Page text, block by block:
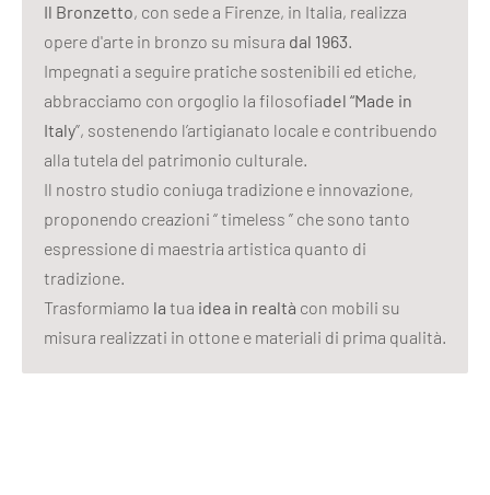
Il Bronzetto, con sede a Firenze, in Italia, realizza
opere d'arte in bronzo su misura dal 1963.
Impegnati a seguire pratiche sostenibili ed etiche,
abbracciamo con orgoglio la filosofiadel “Made in
Italy”, sostenendo l’artigianato locale e contribuendo
alla tutela del patrimonio culturale.
Il nostro studio coniuga tradizione e innovazione,
proponendo creazioni “ timeless ” che sono tanto
espressione di maestria artistica quanto di
tradizione.
Trasformiamo la tua idea in realtà con mobili su
misura realizzati in ottone e materiali di prima qualità.